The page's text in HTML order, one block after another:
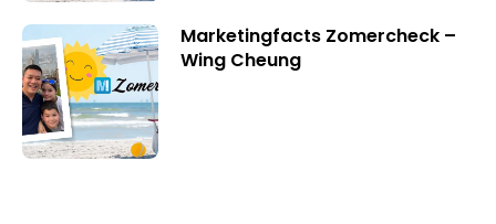
Marketingfacts Zomercheck –
Wing Cheung